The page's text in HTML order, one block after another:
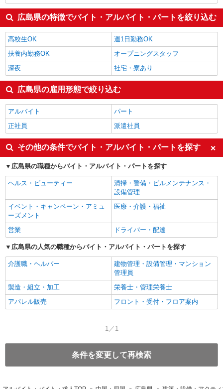
広島県の特徴でバイト・アルバイト・パートを絞り込む
高校生OK
週1日勤務OK
扶養内勤務OK
オープニングスタッフ
深夜
社宅・寮あり
広島県の雇用形態で絞り込む
アルバイト
パート
正社員
派遣社員
その他の条件でバイト・アルバイト・パートを探す
広島県の職種からバイト・アルバイト・パートを探す
ヘルス・ビューティー
清掃・警備・ビルメンテナンス・
設備管理
イベント・キャンペーン・アミュ
ーズメント
医療・介護・福祉
営業 ドライバー・配達
広島県の人気の職種からバイト・アルバイト・パートを探す
介護職・ヘルパー
建物管理・設備管理・マンション
管理員
製造・組立・加工
栄養士・管理栄養士
アパレル販売
フロント・受付・フロア案内
1／1
条件を変更して再検索